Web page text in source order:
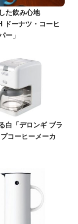
た飲み心地
ドーナツ・コーヒ
ー」
白「デロンギ ブラ
コーヒーメーカ